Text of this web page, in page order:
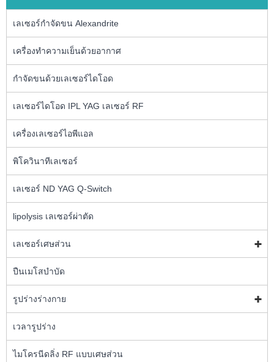
เลเซอร์กำจัดขน Alexandrite
เครื่องทำความเย็นด้วยอากาศ
กำจัดขนด้วยเลเซอร์ไดโอด
เลเซอร์ไดโอด IPL YAG เลเซอร์ RF
เครื่องเลเซอร์ไอพีแอล
พิโควินาทีเลเซอร์
เลเซอร์ ND YAG Q-Switch
lipolysis เลเซอร์ผ่าตัด
เลเซอร์เศษส่วน
ปืนเมโสบำบัด
รูปร่างร่างกาย
เวลารูปร่าง
ไมโครนีดลิ่ง RF แบบเศษส่วน